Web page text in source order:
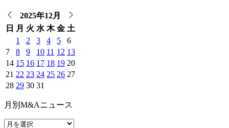
2025年12月
日
月 火 水 木 金 土
1
2 3 4 5
6
7
8 9 10 11 12 13
14 15 16 17 18 19 20
21 22 23 24 25 26 27
28 29 30 31
月別M&Aニュース